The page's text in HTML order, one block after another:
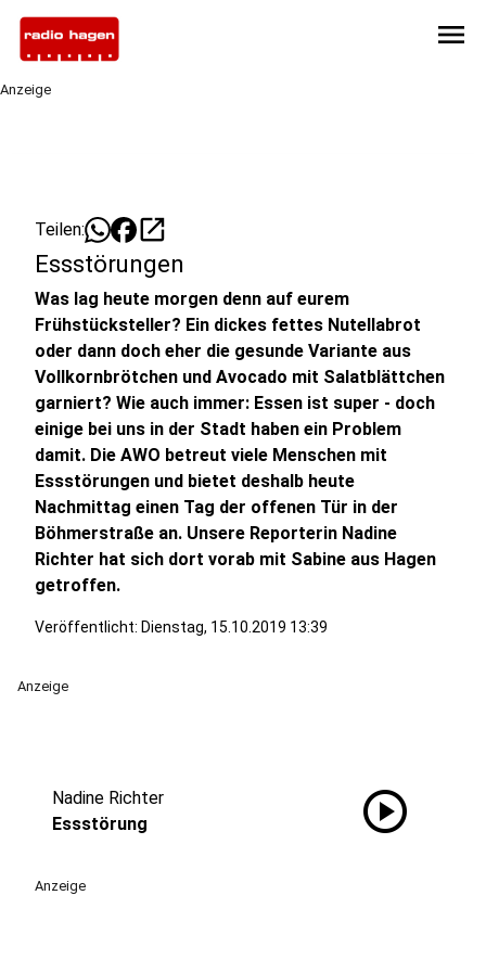
menu
Anzeige
Teilen: open_in_new
Essstörungen
Was lag heute morgen denn auf eurem
Frühstücksteller? Ein dickes fettes Nutellabrot
oder dann doch eher die gesunde Variante aus
Vollkornbrötchen und Avocado mit Salatblättchen
garniert? Wie auch immer: Essen ist super - doch
einige bei uns in der Stadt haben ein Problem
damit. Die AWO betreut viele Menschen mit
Essstörungen und bietet deshalb heute
Nachmittag einen Tag der offenen Tür in der
Böhmerstraße an. Unsere Reporterin Nadine
Richter hat sich dort vorab mit Sabine aus Hagen
getroffen.
Veröffentlicht: Dienstag, 15.10.2019 13:39
Anzeige
Nadine Richter
Essstörung
play_circle
Anzeige